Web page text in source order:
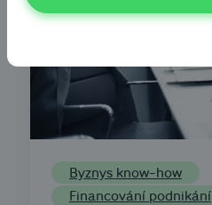
Byznys know-how
Financování podnikání